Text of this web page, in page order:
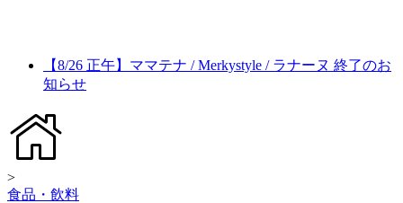
【8/26 正午】ママテナ / Merkystyle / ラナーヌ 終了のお
知らせ
>
食品・飲料